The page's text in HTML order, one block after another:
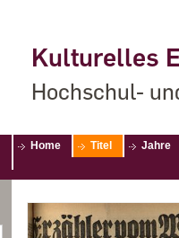
Kulturelles
Hochschul-
Home Titel Jahre